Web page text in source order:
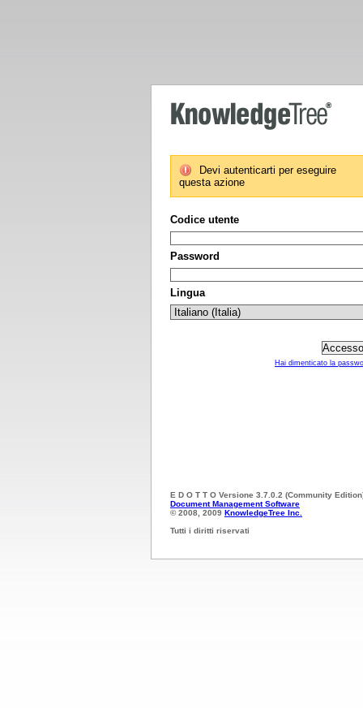
Devi autenticarti per eseguire
questa azione
Codice utente
Password
Lingua
Hai dimenticato la
E D O T T O Versione 3.7.0.2 (Community
Document Management Software
© 2008, 2009 KnowledgeTree Inc.
Tutti i diritti riservati